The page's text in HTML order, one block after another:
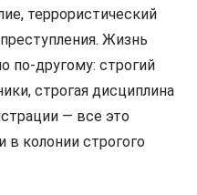
террористический
Жизнь
по-другому: строгий
строгая дисциплина
— все это
колонии строгого